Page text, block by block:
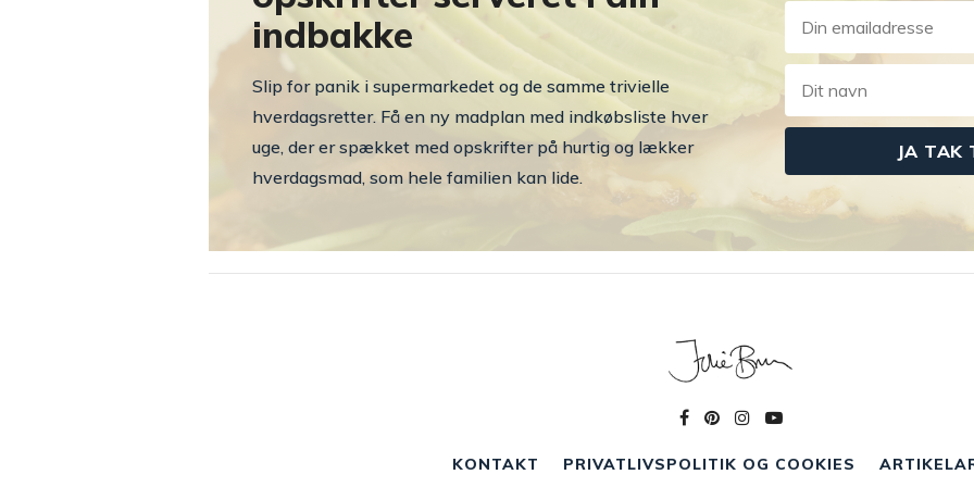
indbakke
Slip for panik i supermarkedet og de samme trivielle
hverdagsretter. Få en ny madplan med indkøbsliste hver
uge, der er spækket med opskrifter på hurtig og lækker
hverdagsmad, som hele familien kan lide.
KONTAKT PRIVATLIVSPOLITIK OG COOKIES